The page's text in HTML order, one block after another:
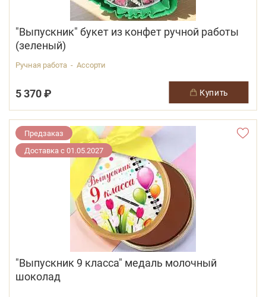
"Выпускник" букет из конфет ручной работы
(зеленый)
Ручная работа - Ассорти
5 370 ₽ купить
Предзаказ
Доставка с 01.05.2027
"Выпускник 9 класса" медаль молочный
шоколад